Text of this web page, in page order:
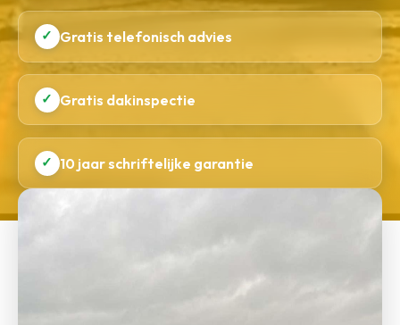
✓ Gratis telefonisch advies
✓ Gratis dakinspectie
✓ 10 jaar schriftelijke garantie